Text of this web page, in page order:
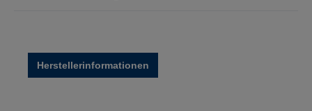
Herstellerinformationen